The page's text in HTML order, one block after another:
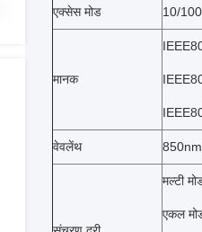
एक्सेस मोड 10/
मानक
वेवलेंथ
मल्टी
एकल